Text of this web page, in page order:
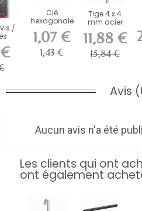
/
Clé
hexagonale
pour
systéme
antivol -...
1,07 €
1,43 €
Tige 4 x 4
mm acier
en U ( 100 kg
) -...
11,88 €
15,84 €
Avis
Aucun avis n'a été
Les clients qui ont
ont également